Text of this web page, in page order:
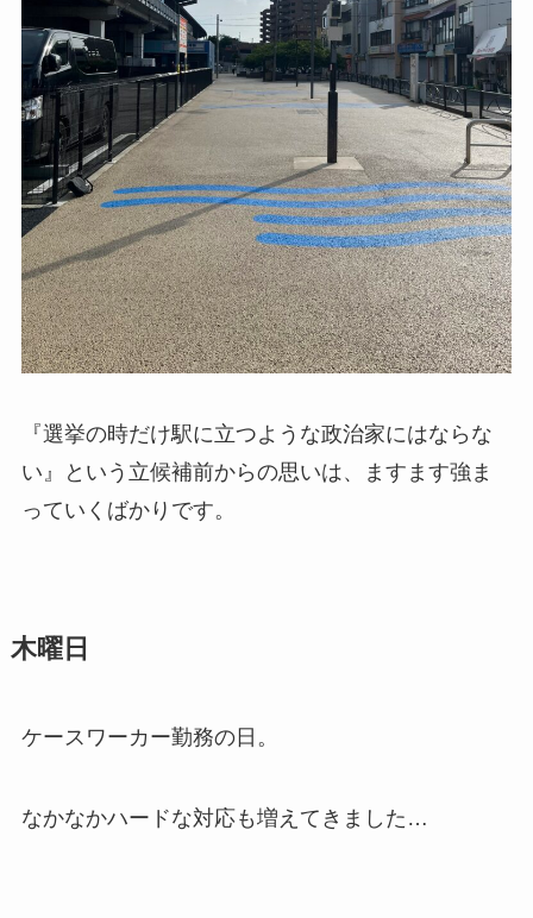
『選挙の時だけ駅に立つような政治家にはならな
い』という立候補前からの思いは、ますます強ま
っていくばかりです。
木曜日
ケースワーカー勤務の日。
なかなかハードな対応も増えてきました…